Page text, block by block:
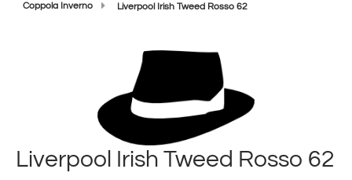
Coppola Inverno Liverpool Irish Tweed Rosso 62
Liverpool Irish Tweed Rosso 62